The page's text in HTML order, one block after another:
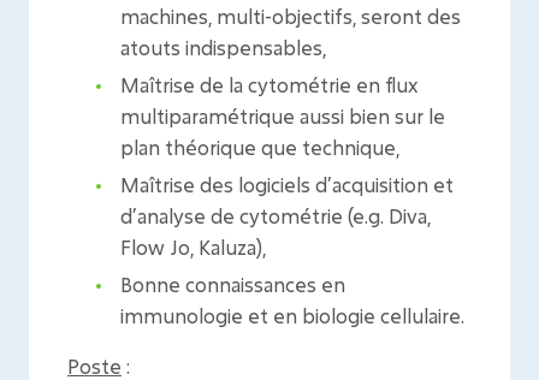
machines, multi-objectifs, seront des
atouts indispensables,
Maîtrise de la cytométrie en flux
multiparamétrique aussi bien sur le
plan théorique que technique,
Maîtrise des logiciels d’acquisition et
d’analyse de cytométrie (e.g. Diva,
Flow Jo, Kaluza),
Bonne connaissances en
immunologie et en biologie cellulaire.
Poste :